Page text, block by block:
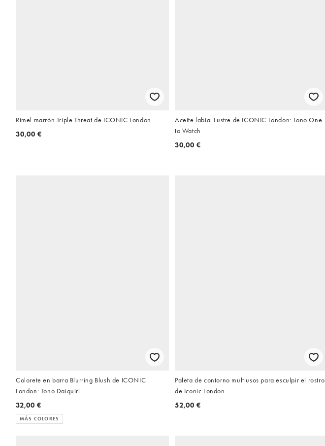
Rímel marrón Triple Threat de ICONIC London
30,00 €
Aceite labial Lustre de ICONIC London: Tono One
to Watch
30,00 €
Colorete en barra Blurring Blush de ICONIC
London: Tono Daiquiri
32,00 €
MÁS COLORES
Paleta de contorno multiusos para esculpir el rostro
de Iconic London
52,00 €